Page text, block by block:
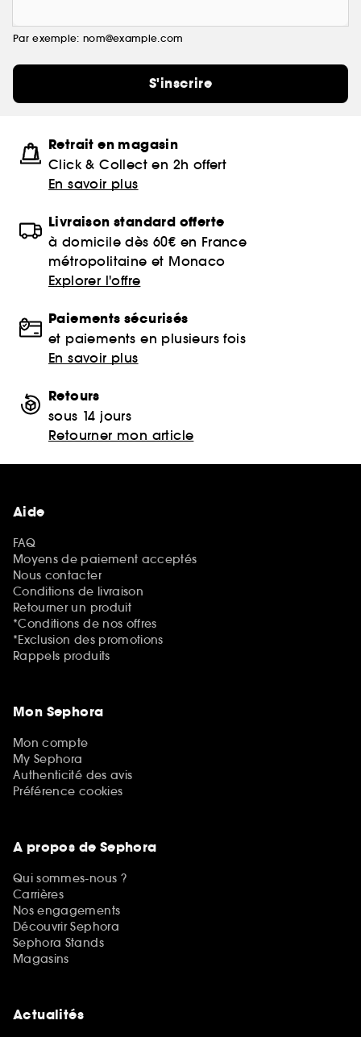
Par exemple: nom@example.com
S'inscrire
Retrait en magasin
Click & Collect en 2h offert
En savoir plus
Livraison standard offerte
à domicile dès 60€ en France
métropolitaine et Monaco
Explorer l'offre
Paiements sécurisés
et paiements en plusieurs fois
En savoir plus
Retours
sous 14 jours
Retourner mon article
Aide
FAQ
Moyens de paiement acceptés
Nous contacter
Conditions de livraison
Retourner un produit
*Conditions de nos offres
*Exclusion des promotions
Rappels produits
Mon Sephora
Mon compte
My Sephora
Authenticité des avis
Préférence cookies
A propos de Sephora
Qui sommes-nous ?
Carrières
Nos engagements
Découvrir Sephora
Sephora Stands
Magasins
Actualités